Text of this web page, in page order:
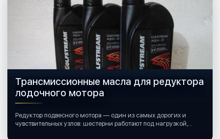
Трансмиссионные масла для редуктора
лодочного мотора
Редуктор подвесного мотора — один из самых дорогих и
чувствительных узлов: шестерни работают под нагрузкой,